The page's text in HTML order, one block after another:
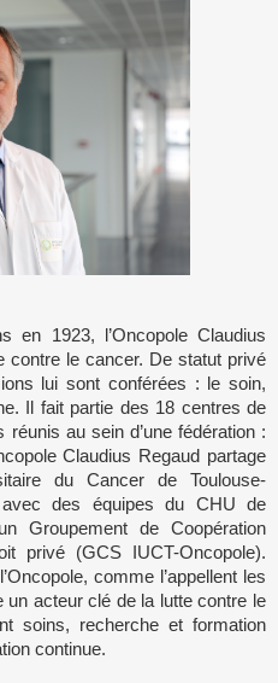
1923, l’Oncopole Claudius
contre le cancer. De statut privé
lui sont conférées : le soin,
Il fait partie des 18 centres de
au sein d’une fédération :
Claudius Regaud partage
du Cancer de Toulouse-
avec des équipes du CHU de
Groupement de Coopération
privé (GCS IUCT-Oncopole).
comme l’appellent les
un acteur clé de la lutte contre le
soins, recherche et formation
continue.